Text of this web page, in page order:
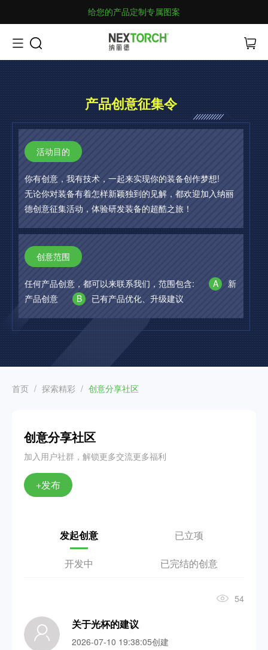
给您的产品定制专属图案
产品创意征集令
活动目的
你有创意，我有技术，一起来实现你的装备创作梦想!
无论你对装备有着怎样新颖独到的见解，都欢迎加入纳丽
德创意征集活动，体验研发装备的超酷之旅！
创意范围
任何产品创意，都可以来联系我们，范围包含: A
新
产品创意
B 已有产品优化、升级建议
首页 / 探索精彩 / 创意分享社区
创意分享社区
加入用户社群，解锁更多交流更多福利
+发布
发起创意 已立项
开发中 已完结的创意
54
关于光杯的建议
2026-07-10 19:38:05创建